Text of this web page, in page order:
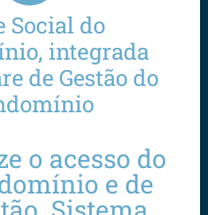
Social do
integrada
de Gestão do
o acesso do
e de